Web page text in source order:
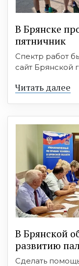
В Брянске
пятничник
Спектр работ
сайт Брянской
Читать далее
В Брянской
развитию
Сделать